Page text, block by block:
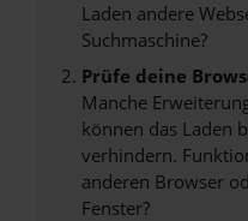
Laden andere
Suchmaschine?
Prüfe deine
Manche
können das Laden
verhindern.
anderen Browser
Fenster?